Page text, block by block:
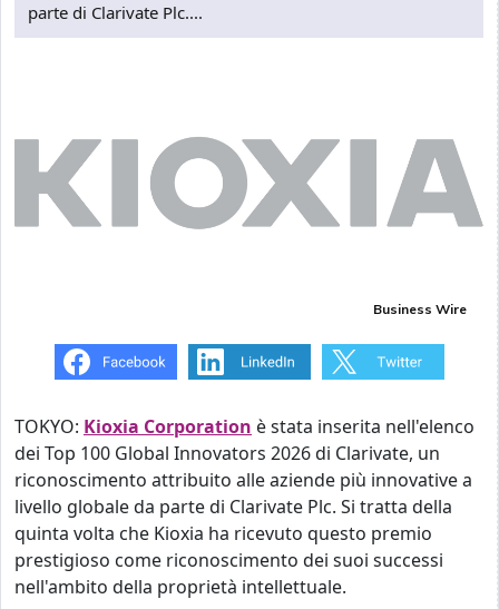
parte di Clarivate Plc....
Business Wire
TOKYO: Kioxia Corporation è stata inserita nell'elenco
dei Top 100 Global Innovators 2026 di Clarivate, un
riconoscimento attribuito alle aziende più innovative a
livello globale da parte di Clarivate Plc. Si tratta della
quinta volta che Kioxia ha ricevuto questo premio
prestigioso come riconoscimento dei suoi successi
nell'ambito della proprietà intellettuale.